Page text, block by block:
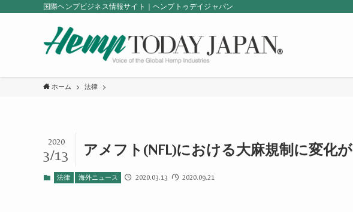
国際ヘンプビジネス情報サイト｜ヘンプトゥデイジャパン
ホーム 法律
アメフト(NFL)における大麻規制に変化が
2020
3/13
法律 海外ニュース 2020.03.13 2020.09.21